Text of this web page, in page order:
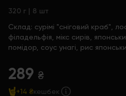
320 г | 8 шт
Склад: сурімі "сніговий краб",
філадельфія, мікс сирів,
помідор, соус унагі, рис
289 ₴
+14 ₴кешбек